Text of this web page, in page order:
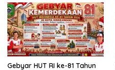
Gebyar HUT RI ke-81 Tahun